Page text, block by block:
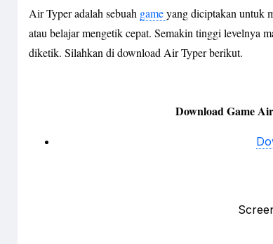
Air Typer adalah sebuah gameyang diciptakan untuk
atau belajar mengetik cepat. Semakin tinggi levelnya
diketik. Silahkan di download Air Typer berikut.
Download Game